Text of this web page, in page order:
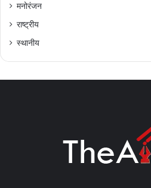
मनोरंजन
राष्ट्रीय
स्थानीय